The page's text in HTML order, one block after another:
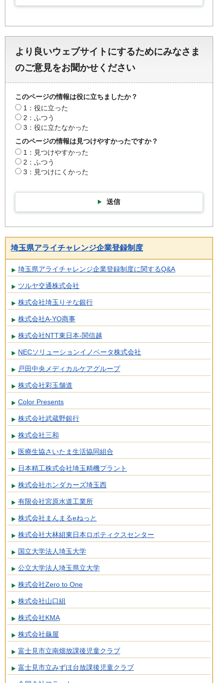
より良いウェブサイトにするためにみなさま
のご意見をお聞かせください
このページの情報は役に立ちましたか？
1：役に立った
2：ふつう
3：役に立たなかった
このページの情報は見つけやすかったですか？
1：見つけやすかった
2：ふつう
3：見つけにくかった
送信
埼玉県アライチャレンジ企業登録制度
埼玉県アライチャレンジ企業登録制度に関するQ&A
ツルヤ交通株式会社
株式会社埼玉りそな銀行
株式会社A-YO商事
株式会社NTT東日本-関信越
NECソリューションイノベータ株式会社
戸田中央メディカルケアグループ
株式会社彩玉舗道
Color Presents
株式会社武蔵野銀行
株式会社三和
医療生協さいたま生活協同組合
日本精工株式会社埼玉精機プラント
株式会社ホンダカーズ埼玉西
有限会社宮原水道工業所
株式会社まんまるeねっと
株式会社大林組東日本ロボティクスセンター
国立大学法人埼玉大学
公立大学法人埼玉県立大学
株式会社Zero to One
株式会社山口組
株式会社KMA
株式会社龜屋
富士見市立南畑放課後児童クラブ
富士見市立みずほ台放課後児童クラブ